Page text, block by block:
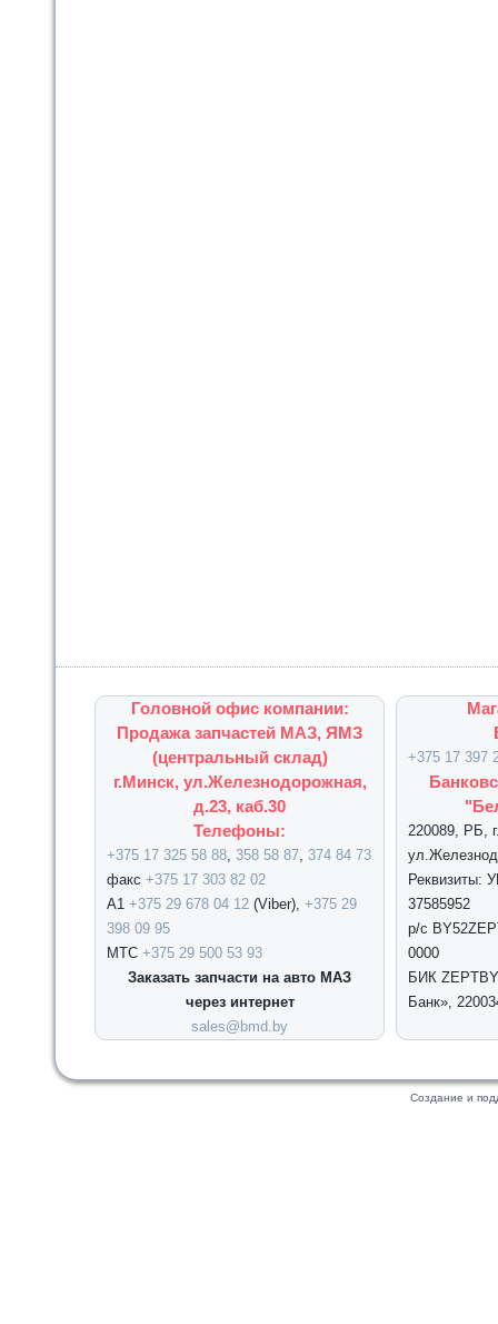
Головной офис компании:
Продажа запчастей МАЗ, ЯМЗ
(центральный склад)
г.Минск, ул.Железнодорожная,
д.23, каб.30
Телефоны:
+375 17 325 58 88, 358 58 87, 374 84 73
факс +375 17 303 82 02
А1 +375 29 678 04 12 (Viber), +375 29
398 09 95
МТС +375 29 500 53 93
Заказать запчасти на авто МАЗ
через интернет
sales@bmd.by
+375 17 397
220089, РБ,
Реквизиты:
37585952
р/с
0000
БИК
Банк»,
Создание и